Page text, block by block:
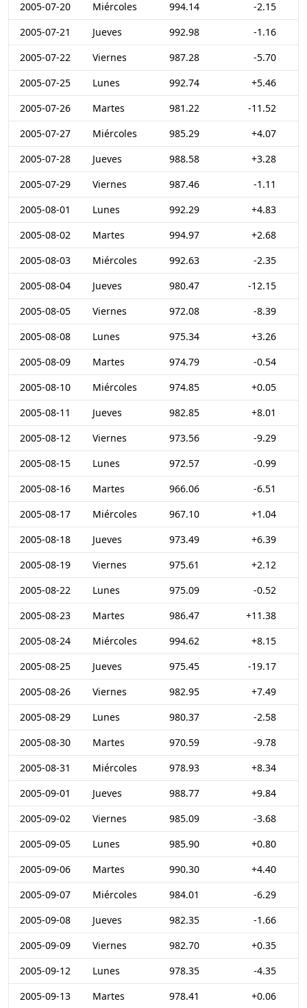
2005-07-20
Miércoles 994.14
-2.15
2005-07-21
Jueves 992.98
-1.16
2005-07-22
Viernes 987.28
-5.70
2005-07-25
Lunes 992.74
+5.46
2005-07-26
Martes 981.22
-11.52
2005-07-27
Miércoles 985.29
+4.07
2005-07-28
Jueves 988.58
+3.28
2005-07-29
Viernes 987.46
-1.11
2005-08-01
Lunes 992.29
+4.83
2005-08-02
Martes 994.97
+2.68
2005-08-03
Miércoles 992.63
-2.35
2005-08-04
Jueves 980.47
-12.15
2005-08-05
Viernes 972.08
-8.39
2005-08-08
Lunes 975.34
+3.26
2005-08-09
Martes 974.79
-0.54
2005-08-10
Miércoles 974.85
+0.05
2005-08-11
Jueves 982.85
+8.01
2005-08-12
Viernes 973.56
-9.29
2005-08-15
Lunes 972.57
-0.99
2005-08-16
Martes 966.06
-6.51
2005-08-17
Miércoles 967.10
+1.04
2005-08-18
Jueves 973.49
+6.39
2005-08-19
Viernes 975.61
+2.12
2005-08-22
Lunes 975.09
-0.52
2005-08-23
Martes 986.47
+11.38
2005-08-24
Miércoles 994.62
+8.15
2005-08-25
Jueves 975.45
-19.17
2005-08-26
Viernes 982.95
+7.49
2005-08-29
Lunes 980.37
-2.58
2005-08-30
Martes 970.59
-9.78
2005-08-31
Miércoles 978.93
+8.34
2005-09-01
Jueves 988.77
+9.84
2005-09-02
Viernes 985.09
-3.68
2005-09-05
Lunes 985.90
+0.80
2005-09-06
Martes 990.30
+4.40
2005-09-07
Miércoles 984.01
-6.29
2005-09-08
Jueves 982.35
-1.66
2005-09-09
Viernes 982.70
+0.35
2005-09-12
Lunes 978.35
-4.35
2005-09-13
Martes 978.41 +0.06